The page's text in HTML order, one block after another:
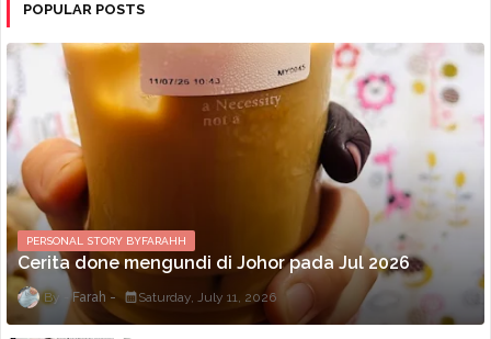
POPULAR POSTS
PERSONAL STORY BYFARAHH
Cerita done mengundi di Johor pada Jul 2026
Farah Saturday, July 11, 2026